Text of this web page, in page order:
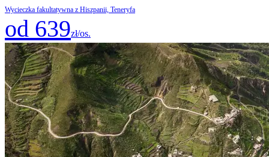
Wycieczka fakultatywna z Hiszpanii, Teneryfa
od 639zł/os.